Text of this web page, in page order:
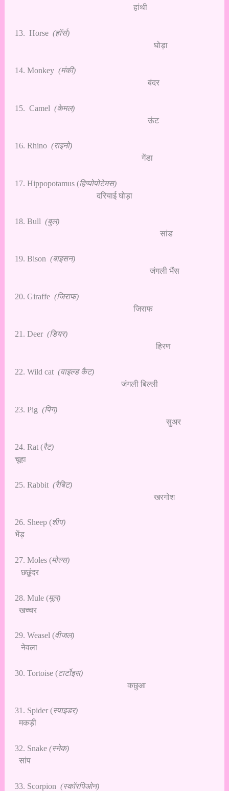
हांथी
13. Horse (हॉर्स)
घोड़ा
14. Monkey (मंकी)
बंदर
15. Camel (केमल)
ऊंट
16. Rhino (राइनो)
गेंडा
17. Hippopotamus (हिप्पोपोटेमस)
दरियाई घोड़ा
18. Bull (बुल)
सांड
19. Bison (बाइसन)
जंगली भैंस
20. Giraffe (जिराफ)
जिराफ
21. Deer(डियर)
हिरण
22. Wild cat (वाइल्ड कैट)
जंगली बिल्ली
23. Pig (पिग)
सुअर
24. Rat (रैट)
चूहा
25. Rabbit (रैबिट)
खरगोश
26. Sheep (शीप)
भेंड़
27. Moles (मोल्स)
छछूंदर
28. Mule (मूल)
खच्चर
29. Weasel (वीजल)
नेवला
30. Tortoise (टार्टोइस)
कछुआ
31. Spider (स्पाइडर)
मकड़ी
32. Snake (स्नेक)
सांप
33. Scorpion (स्कॉरपिओन)